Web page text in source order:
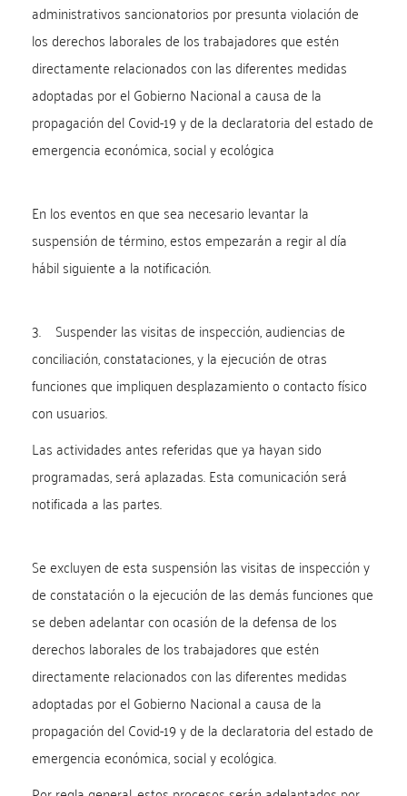
administrativos sancionatorios por presunta violación de
los derechos laborales de los trabajadores que estén
directamente relacionados con las diferentes medidas
adoptadas por el Gobierno Nacional a causa de la
propagación del Covid-19 y de la declaratoria del estado de
emergencia económica, social y ecológica
En los eventos en que sea necesario levantar la
suspensión de término, estos empezarán a regir al día
hábil siguiente a la notificación.
3. Suspender las visitas de inspección, audiencias de
conciliación, constataciones, y la ejecución de otras
funciones que impliquen desplazamiento o contacto físico
con usuarios.
Las actividades antes referidas que ya hayan sido
programadas, será aplazadas. Esta comunicación será
notificada a las partes.
Se excluyen de esta suspensión las visitas de inspección y
de constatación o la ejecución de las demás funciones que
se deben adelantar con ocasión de la defensa de los
derechos laborales de los trabajadores que estén
directamente relacionados con las diferentes medidas
adoptadas por el Gobierno Nacional a causa de la
propagación del Covid-19 y de la declaratoria del estado de
emergencia económica, social y ecológica.